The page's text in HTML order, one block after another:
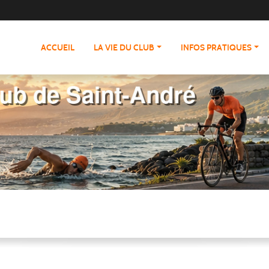
ACCUEIL LA VIE DU CLUB INFOS PRATIQUES